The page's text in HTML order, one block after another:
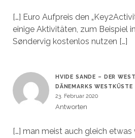
[…] Euro Aufpreis den
einige Aktivitäten, zum Beispiel
Søndervig kostenlos nutzen […]
HVIDE SANDE – DER
DÄNEMARKS WESTKÜSTE
23. Februar 2020
Antworten
[…] man meist auch gleich etwas